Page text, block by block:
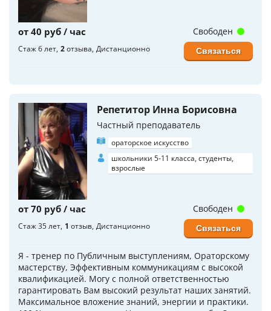
от 40 руб / час
Стаж 6 лет 2отзыва Дистанционно
Свободен
Связаться
Репетитор Инна Борисовна
Частный преподаватель
ораторское искусство
школьники 5-11 класса, студенты,
взрослые
от 70 руб / час
Стаж 35 лет 1 отзыв Дистанционно
Я - тренер по Публичным выступлениям, Ораторскому
мастерству, Эффективным коммуникациям с высокой
квалификацией. Могу с полной ответственностью
гарантировать Вам высокий результат наших занятий.
Максимальное вложение знаний, энергии и практики.
Свободен
Связаться